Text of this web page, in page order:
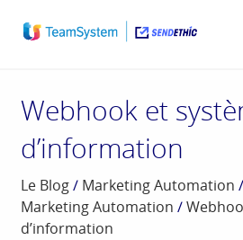
Webhook et
d’information
Le Blog/ Marketing Automation /
Marketing Automation /
d’information